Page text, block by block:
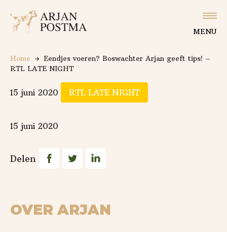
MENU
Home
Eendjes voeren? Boswachter Arjan geeft tips! –
RTL LATE NIGHT
15 juni 2020 RTL LATE NIGHT
15 juni 2020
Delen Deel op Facebook
Deel op Twitter
Deel op Linkedin
OVER ARJAN